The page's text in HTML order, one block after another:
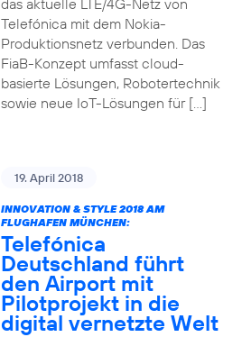
das aktuelle LTE/4G-Netz von
Telefónica mit dem Nokia-
Produktionsnetz verbunden. Das
FiaB-Konzept umfasst cloud-
basierte Lösungen, Robotertechnik
sowie neue IoT-Lösungen für […]
19. April 2018
INNOVATION & STYLE 2018 AM
FLUGHAFEN MÜNCHEN:
Telefónica
Deutschland führt
den Airport mit
Pilotprojekt in die
digital vernetzte Welt